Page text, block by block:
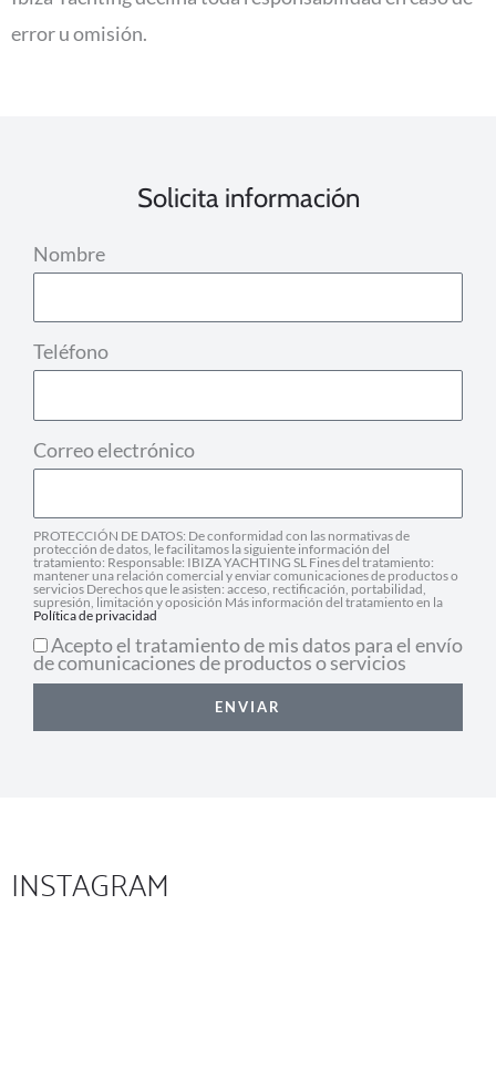
error u omisión.
Solicita información
Nombre
Teléfono
Correo electrónico
PROTECCIÓN DE DATOS: De conformidad con las normativas de
protección de datos, le facilitamos la siguiente información del
tratamiento: Responsable: IBIZA YACHTING SL Fines del tratamiento:
mantener una relación comercial y enviar comunicaciones de productos o
servicios Derechos que le asisten: acceso, rectificación, portabilidad,
supresión, limitación y oposición Más información del tratamiento en la
Política de privacidad
Acepto el tratamiento de mis datos para el envío
de comunicaciones de productos o servicios
ENVIAR
INSTAGRAM